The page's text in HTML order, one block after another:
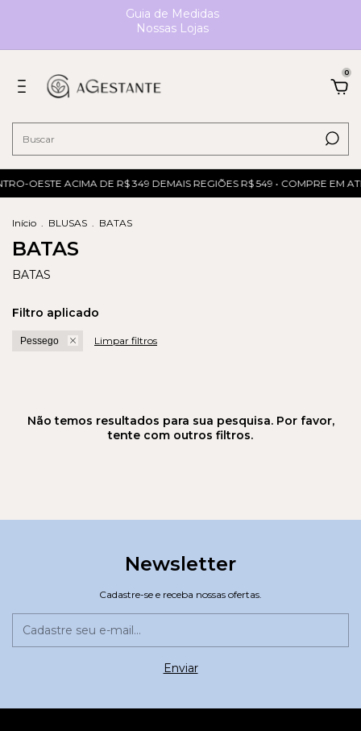
Guia de Medidas
Nossas Lojas
0
OESTE ACIMA DE R$ 349 DEMAIS REGIÕES R$ 549 • COMPRE
Início . BLUSAS . BATAS
BATAS
BATAS
Filtro aplicado
Pessego Limpar filtros
Não temos resultados para sua pesquisa. Por favor,
tente com outros filtros.
Newsletter
Cadastre-se e receba nossas ofertas.